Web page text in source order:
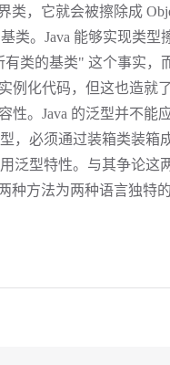
类，它就会被擦除成
类。Java 能够实现类型
有类的基类" 这个事实，
例化代码，但这也造就
性。Java 的泛型并不能
，必须通过装箱类装箱
泛型特性。与其争论这
种方法为两种语言独特